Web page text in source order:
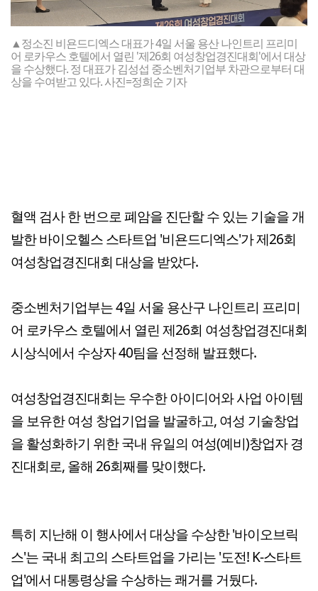
▲정소진 비욘드디엑스 대표가 4일 서울 용산 나인트리 프리미
어 로카우스 호텔에서 열린 '제26회 여성창업경진대회'에서 대상
을 수상했다. 정 대표가 김성섭 중소벤처기업부 차관으로부터 대
상을 수여받고 있다. 사진=정희순 기자
혈액 검사 한 번으로 폐암을 진단할 수 있는 기술을 개
발한 바이오헬스 스타트업 '비욘드디엑스'가 제26회
여성창업경진대회 대상을 받았다.
중소벤처기업부는 4일 서울 용산구 나인트리 프리미
어 로카우스 호텔에서 열린 제26회 여성창업경진대회
시상식에서 수상자 40팀을 선정해 발표했다.
여성창업경진대회는 우수한 아이디어와 사업 아이템
을 보유한 여성 창업기업을 발굴하고, 여성 기술창업
을 활성화하기 위한 국내 유일의 여성(예비)창업자 경
진대회로, 올해 26회째를 맞이했다.
특히 지난해 이 행사에서 대상을 수상한 '바이오브릭
스'는 국내 최고의 스타트업을 가리는 '도전! K-스타트
업'에서 대통령상을 수상하는 쾌거를 거뒀다.